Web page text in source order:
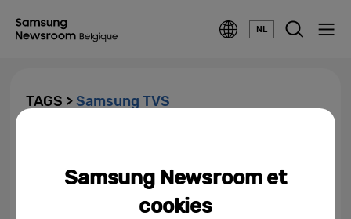
NL
TAGS > Samsung TVS
dernières années
25-03-2020
Samsung Newsroom et
cookies